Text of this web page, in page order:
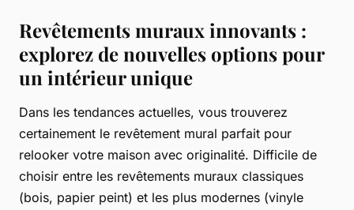
Revêtements muraux innovants :
explorez de nouvelles options pour
un intérieur unique
Dans les tendances actuelles, vous trouverez
certainement le revêtement mural parfait pour
relooker votre maison avec originalité. Difficile de
choisir entre les revêtements muraux classiques
(bois, papier peint) et les plus modernes (vinyle